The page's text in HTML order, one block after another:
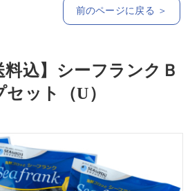
前のページに戻る ＞
料込】シーフランクＢ
ット（U）